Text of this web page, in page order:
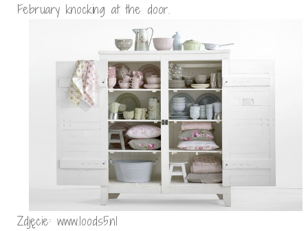
February knocking at the door.
Zdjęcie: www.loods5.nl